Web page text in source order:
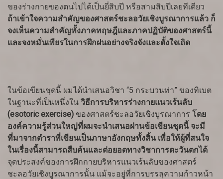
ของร่างกายของตนไปได้เป็นยี่สิบปี หรือสามสิบปีเลยทีเดียว
ถ้าเข้าใจความสำคัญของศาสตร์ชะลอวัยเชิงบูรณาการแล้ว ก็
จงเห็นความสำคัญทั้งภาคทฤษฎีและภาคปฏิบัติของศาสตร์นี้
และจงหมั่นเพียรในการฝึกฝนอย่างจริงจังและตั้งใจเถิด
ในข้อเขียนชุดนี้ ผมได้นำเสนอวิชา “5 กระบวนท่า” ของทิเบต
ในฐานะที่เป็นหนึ่งใน วิธีการบริหารร่างกายแนวเร้นลับ
(esotoric exercise) ของศาสตร์ชะลอวัยเชิงบูรณาการ โดย
องค์ความรู้ส่วนใหญ่ที่ผมจะนำเสนอผ่านข้อเขียนชุดนี้ จะมี
ที่มาจากตำราที่เขียนเป็นภาษาอังกฤษทั้งสิ้น เพื่อให้ผู้ที่สนใจ
ในเรื่องนี้สามารถสืบค้นและต่อยอดทางวิชาการตะวันตกได้
จุดประสงค์ของการฝึกกายบริหารแนวเร้นลับของศาสตร์
ชะลอวัยเชิงบูรณาการนั้น แม้จะอยู่ที่การบรรลุความก้าวหน้า